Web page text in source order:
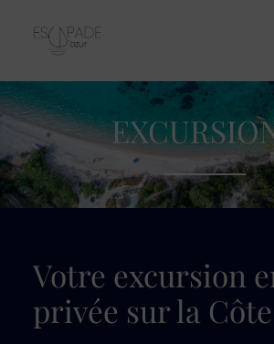
Accueil
Notre Catamaran
Excursions
Contact
Votre excursion
privée sur la